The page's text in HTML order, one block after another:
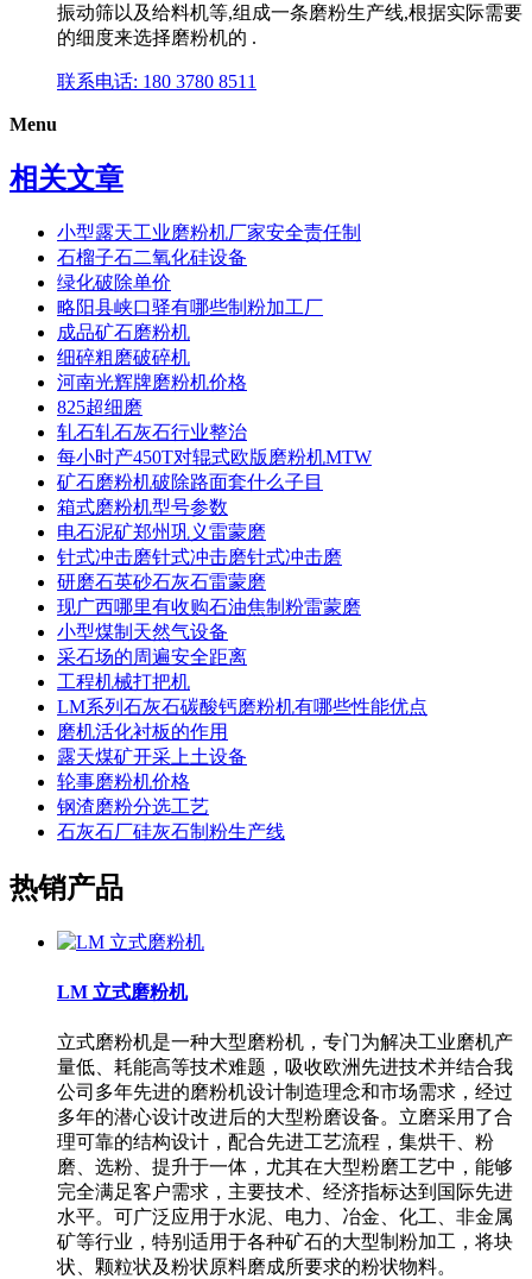
振动筛以及给料机等,组成一条磨粉生产线,根据实际需要
的细度来选择磨粉机的 .
联系电话: 180 3780 8511
Menu
相关文章
小型露天工业磨粉机厂家安全责任制
石榴子石二氧化硅设备
绿化破除单价
略阳县峡口驿有哪些制粉加工厂
成品矿石磨粉机
细碎粗磨破碎机
河南光辉牌磨粉机价格
825超细磨
轧石轧石灰石行业整治
每小时产450T对辊式欧版磨粉机MTW
矿石磨粉机破除路面套什么子目
箱式磨粉机型号参数
电石泥矿郑州巩义雷蒙磨
针式冲击磨针式冲击磨针式冲击磨
研磨石英砂石灰石雷蒙磨
现广西哪里有收购石油焦制粉雷蒙磨
小型煤制天然气设备
采石场的周遍安全距离
工程机械打把机
LM系列石灰石碳酸钙磨粉机有哪些性能优点
磨机活化衬板的作用
露天煤矿开采上土设备
轮事磨粉机价格
钢渣磨粉分选工艺
石灰石厂硅灰石制粉生产线
热销产品
LM 立式磨粉机
立式磨粉机是一种大型磨粉机，专门为解决工业磨机产
量低、耗能高等技术难题，吸收欧洲先进技术并结合我
公司多年先进的磨粉机设计制造理念和市场需求，经过
多年的潜心设计改进后的大型粉磨设备。立磨采用了合
理可靠的结构设计，配合先进工艺流程，集烘干、粉
磨、选粉、提升于一体，尤其在大型粉磨工艺中，能够
完全满足客户需求，主要技术、经济指标达到国际先进
水平。可广泛应用于水泥、电力、冶金、化工、非金属
矿等行业，特别适用于各种矿石的大型制粉加工，将块
状、颗粒状及粉状原料磨成所要求的粉状物料。